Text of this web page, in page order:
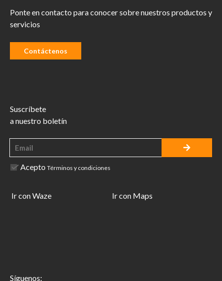
Ponte en contacto para conocer sobre nuestros productos y
servicios
Contáctenos
Suscríbete
a nuestro boletín
Acepto Términos y condiciones
Ir con Waze Ir con Maps
Síguenos: